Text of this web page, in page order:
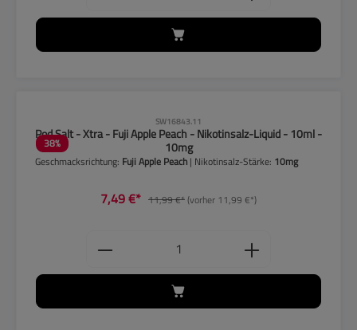
38%
SW16843.11
Pod Salt - Xtra - Fuji Apple Peach - Nikotinsalz-Liquid - 10ml -
10mg
Geschmacksrichtung: Fuji Apple Peach | Nikotinsalz-Stärke: 10mg
7,49 €* 11,99 €*(vorher 11,99 €*)
Produkt Anzahl: Gib den